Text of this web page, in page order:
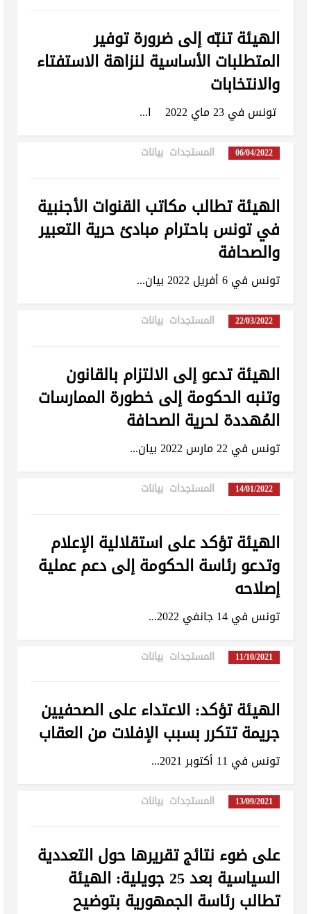
الهيئة تنبّه إلى ضرورة توفير
المتطلبات الأساسية لنزاهة الاستفتاء
والانتخابات
تونس في 23 ماي 2022 ا...
06/04/2022 المستجدات بيانات
الهيئة تطالب مكاتب القنوات الأجنبية
في تونس باحترام مبادئ حرية التعبير
والصحافة
تونس في 6 أفريل 2022 بيان...
22/03/2022 المستجدات بيانات
الهيئة تدعو إلى الالتزام بالقانون
وتنبه الحكومة إلى خطورة الممارسات
المُهددة لحرية الصحافة
تونس في 22 مارس 2022 بيان...
14/01/2022 المستجدات بيانات
الهيئة تؤكد على استقلالية الإعلام
وتدعو رئاسة الحكومة إلى دعم عملية
إصلاحه
تونس في 14 جانفي 2022...
11/10/2021 المستجدات بيانات
الهيئة تؤكد: الاعتداء على الصحفيين
جريمة تتكرر بسبب الإفلات من العقاب
تونس في 11 أكتوبر 2021...
13/09/2021 المستجدات بيانات
على ضوء نتائج تقريرها حول التعددية
السياسية بعد 25 جويلية: الهيئة
تطالب رئاسة الجمهورية بتوضيح